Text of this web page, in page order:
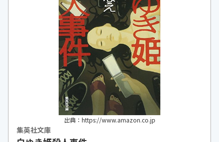
出典：https://www.amazon.co.jp
集英社文庫